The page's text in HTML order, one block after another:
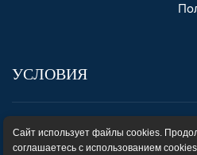
УСЛОВИЯ
Пользовательское соглашение
Сайт использует файлы cookies.
соглашаетесь с использованием